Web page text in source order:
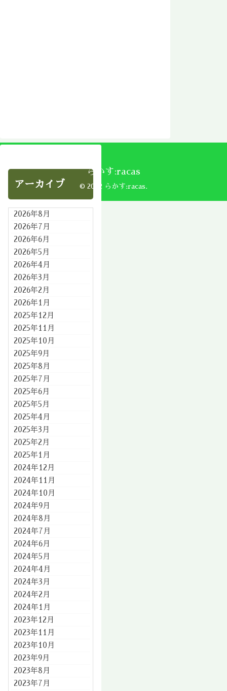
アーカイブ
2026年8月
2026年7月
2026年6月
2026年5月
2026年4月
2026年3月
2026年2月
2026年1月
2025年12月
2025年11月
2025年10月
2025年9月
2025年8月
2025年7月
2025年6月
2025年5月
2025年4月
2025年3月
2025年2月
2025年1月
2024年12月
2024年11月
2024年10月
2024年9月
2024年8月
2024年7月
2024年6月
2024年5月
2024年4月
2024年3月
2024年2月
2024年1月
2023年12月
2023年11月
2023年10月
2023年9月
2023年8月
2023年7月
らかす:racas
© 2002 らかす:racas.